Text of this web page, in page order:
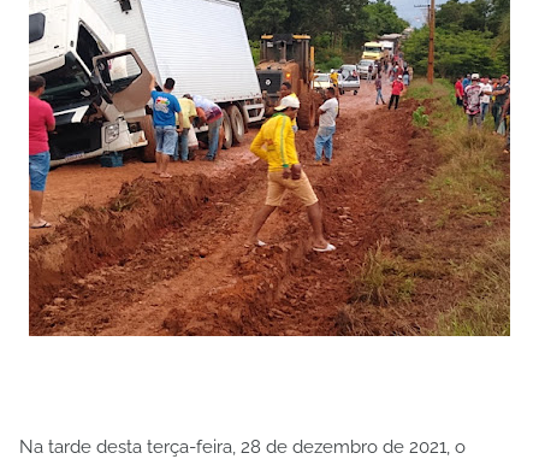
Na tarde desta terça-feira, 28 de dezembro de 2021, o